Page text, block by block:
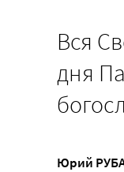
Вся
дня
Юрий